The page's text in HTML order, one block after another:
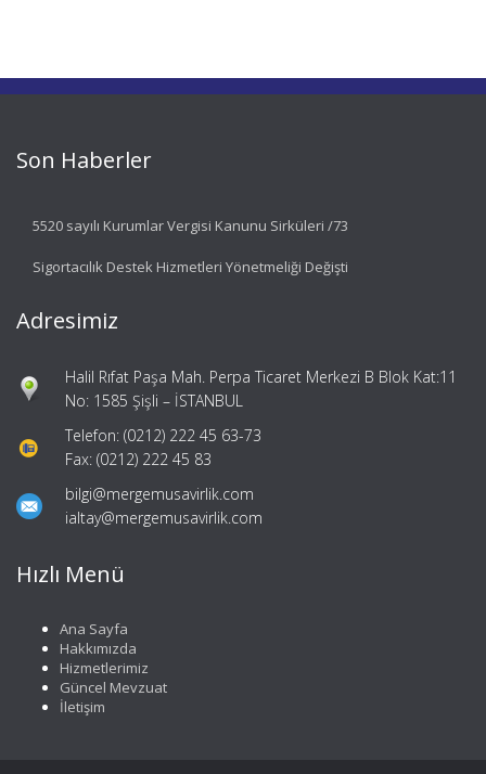
Son Haberler
5520 sayılı Kurumlar Vergisi Kanunu Sirküleri /73
Sigortacılık Destek Hizmetleri Yönetmeliği Değişti
Adresimiz
Halil Rıfat Paşa Mah. Perpa Ticaret Merkezi B Blok Kat:11
No: 1585 Şişli – İSTANBUL
Telefon: (0212) 222 45 63-73
Fax: (0212) 222 45 83
bilgi@mergemusavirlik.com
ialtay@mergemusavirlik.com
Hızlı Menü
Ana Sayfa
Hakkımızda
Hizmetlerimiz
Güncel Mevzuat
İletişim